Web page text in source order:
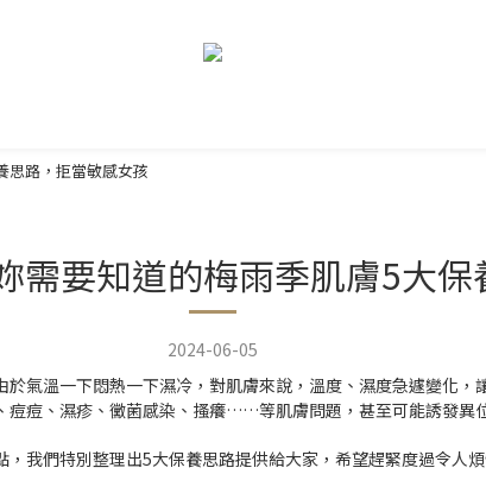
思路，拒當敏感女孩
需要知道的梅雨季肌膚5大
2024-06-05
氣溫一下悶熱一下濕冷，對肌膚來說，溫度、濕度急遽變化
痘、濕疹、黴菌感染、搔癢……等肌膚問題，甚至可能誘發異
我們特別整理出5大保養思路提供給大家，希望趕緊度過令人